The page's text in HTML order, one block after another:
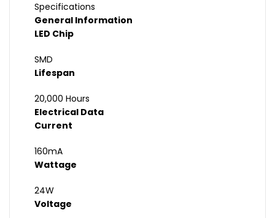
Specifications
General Information
LED Chip
SMD
Lifespan
20,000 Hours
Electrical Data
Current
160mA
Wattage
24W
Voltage